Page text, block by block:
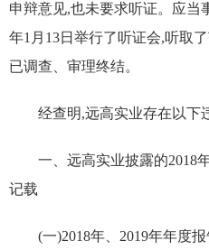
申辩意见,也未要求听证。应当
年1月13日举行了听证会,听取
已调查、审理终结。
经查明,远高实业存在以下
一、远高实业披露的2018
记载
(一)2018年、2019年年度